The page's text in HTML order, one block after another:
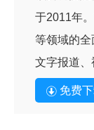
于2011年
等领域的
文字报道、
免费